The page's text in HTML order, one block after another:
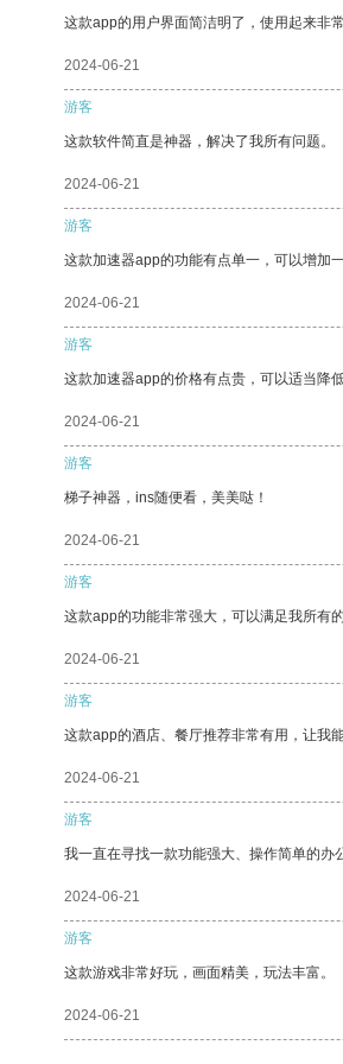
这款app的用户界面简洁明了，使用起来非
2024-06-21
游客
这款软件简直是神器，解决了我所有问题。
2024-06-21
游客
这款加速器app的功能有点单一，可以增加
2024-06-21
游客
这款加速器app的价格有点贵，可以适当降
2024-06-21
游客
梯子神器，ins随便看，美美哒！
2024-06-21
游客
这款app的功能非常强大，可以满足我所有
2024-06-21
游客
这款app的酒店、餐厅推荐非常有用，让我
2024-06-21
游客
我一直在寻找一款功能强大、操作简单的
2024-06-21
游客
这款游戏非常好玩，画面精美，玩法丰富。
2024-06-21